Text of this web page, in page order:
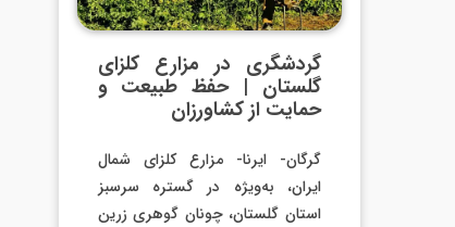
گردشگری در مزارع کلزای
گلستان | حفظ طبیعت و
حمایت از کشاورزان
گرگان- ایرنا- مزارع کلزای شمال
ایران، به‌ویژه در گستره‌ سرسبز
استان گلستان، چونان گوهری زرین